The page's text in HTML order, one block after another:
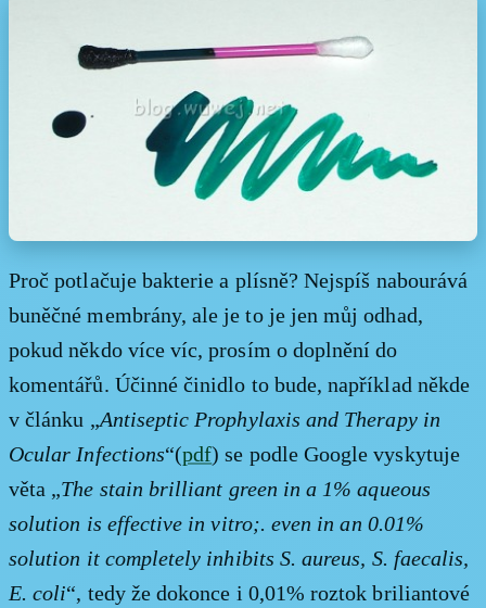
Proč potlačuje bakterie a plísně? Nejspíš nabourává
buněčné membrány, ale je to je jen můj odhad,
pokud někdo více víc, prosím o doplnění do
komentářů. Účinné činidlo to bude, například někde
v článku „Antiseptic Prophylaxis and Therapy in
Ocular Infections“(pdf) se podle Google vyskytuje
věta „The stain brilliant green in a 1% aqueous
solution is effective in vitro;. even in an 0.01%
solution it completely inhibits S. aureus, S. faecalis,
E. coli“, tedy že dokonce i 0,01% roztok briliantové